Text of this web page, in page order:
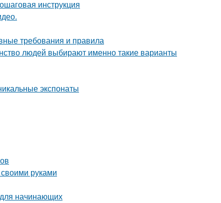
инструкция
требования и правила
людей выбирают именно такие варианты
экспонаты
руками
для начинающих